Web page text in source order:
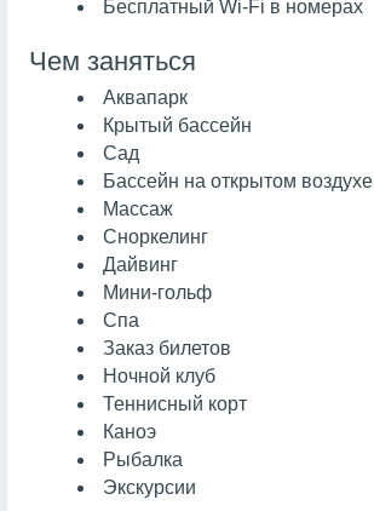
Бесплатный Wi-Fi в номерах
Чем заняться
Аквапарк
Крытый бассейн
Сад
Бассейн на открытом воздухе
Массаж
Сноркелинг
Дайвинг
Мини-гольф
Спа
Заказ билетов
Ночной клуб
Теннисный корт
Каноэ
Рыбалка
Экскурсии